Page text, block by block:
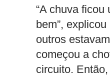
“A chuva
bem”,
outros
começou a
circuito.